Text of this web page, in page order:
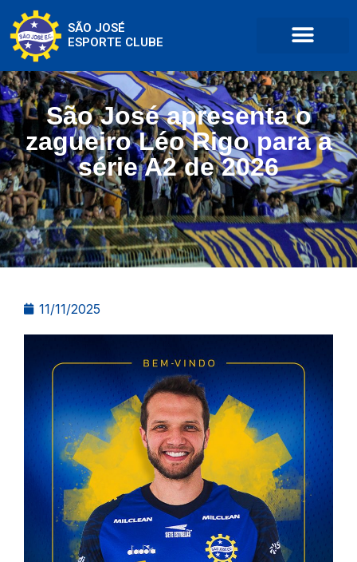
SÃO JOSÉ
ESPORTE CLUBE
São José apresenta o
zagueiro Léo Rigo para a
série A2 de 2026
11/11/2025